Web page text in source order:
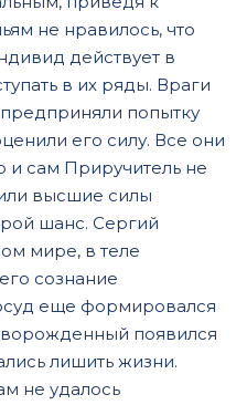
не нравилось, что
действует в
в их ряды. Враги
попытку
его силу. Все они
и сам Приручитель не
высшие силы
шанс. Сергий
мире, в теле
сознание
еще формировался
появился
лишить жизни.
не удалось